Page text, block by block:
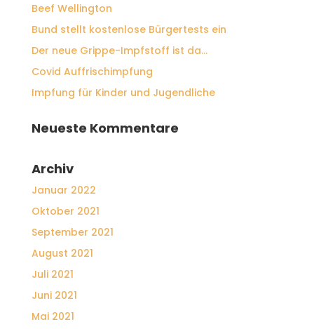
Beef Wellington
Bund stellt kostenlose Bürgertests ein
Der neue Grippe-Impfstoff ist da…
Covid Auffrischimpfung
Impfung für Kinder und Jugendliche
Neueste Kommentare
Archiv
Januar 2022
Oktober 2021
September 2021
August 2021
Juli 2021
Juni 2021
Mai 2021